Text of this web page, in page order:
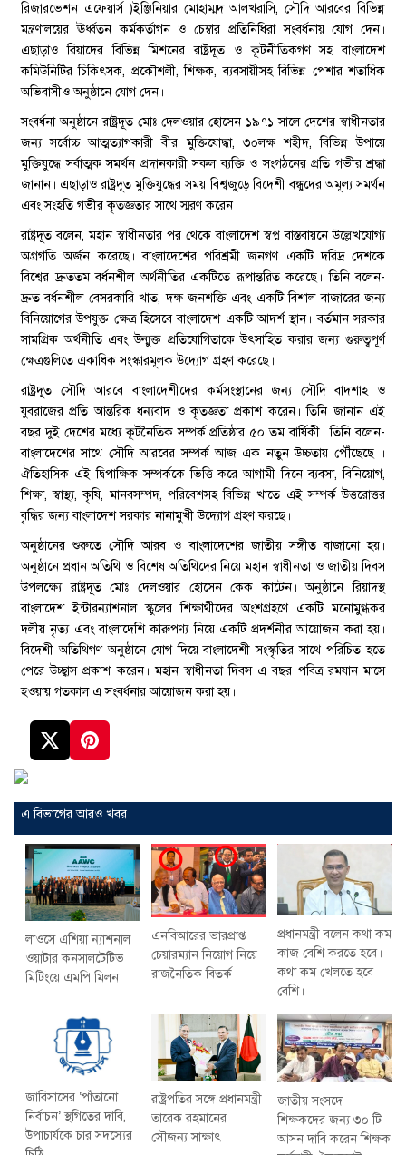
রিজারভেশন এফেয়ার্স )ইঞ্জিনিয়ার মোহাম্মদ আলখরাসি, সৌদি আরবের বিভিন্ন
মন্ত্রণালয়ের ঊর্ধ্বতন কর্মকর্তাগন ও চেম্বার প্রতিনিধিরা সংবর্ধনায় যোগ দেন।
এছাড়াও রিয়াদের বিভিন্ন মিশনের রাষ্ট্রদূত ও কূটনীতিকগণ সহ বাংলাদেশ
কমিউনিটির চিকিৎসক, প্রকৌশলী, শিক্ষক, ব্যবসায়ীসহ বিভিন্ন পেশার শতাধিক
অভিবাসীও অনুষ্ঠানে যোগ দেন।
সংবর্ধনা অনুষ্ঠানে রাষ্ট্রদূত মোঃ দেলওয়ার হোসেন ১৯৭১ সালে দেশের স্বাধীনতার
জন্য সর্বোচ্চ আত্মত্যাগকারী বীর মুক্তিযোদ্ধা, ৩০লক্ষ শহীদ, বিভিন্ন উপায়ে
মুক্তিযুদ্ধে সর্বাত্মক সমর্থন প্রদানকারী সকল ব্যক্তি ও সংগঠনের প্রতি গভীর শ্রদ্ধা
জানান। এছাড়াও রাষ্ট্রদূত মুক্তিযুদ্ধের সময় বিশ্বজুড়ে বিদেশী বন্ধুদের অমূল্য সমর্থন
এবং সংহতি গভীর কৃতজ্ঞতার সাথে স্মরণ করেন।
রাষ্ট্রদূত বলেন, মহান স্বাধীনতার পর থেকে বাংলাদেশ স্বপ্ন বাস্তবায়নে উল্লেখযোগ্য
অগ্রগতি অর্জন করেছে। বাংলাদেশের পরিশ্রমী জনগণ একটি দরিদ্র দেশকে
বিশ্বের দ্রুততম বর্ধনশীল অর্থনীতির একটিতে রূপান্তরিত করেছে। তিনি বলেন-
দ্রুত বর্ধনশীল বেসরকারি খাত, দক্ষ জনশক্তি এবং একটি বিশাল বাজারের জন্য
বিনিয়োগের উপযুক্ত ক্ষেত্র হিসেবে বাংলাদেশ একটি আদর্শ স্থান। বর্তমান সরকার
সামগ্রিক অর্থনীতি এবং উন্মুক্ত প্রতিযোগিতাকে উৎসাহিত করার জন্য গুরুত্বপূর্ণ
ক্ষেত্রগুলিতে একাধিক সংস্কারমূলক উদ্যোগ গ্রহণ করেছে।
রাষ্ট্রদূত সৌদি আরবে বাংলাদেশীদের কর্মসংস্থানের জন্য সৌদি বাদশাহ ও
যুবরাজের প্রতি আন্তরিক ধন্যবাদ ও কৃতজ্ঞতা প্রকাশ করেন। তিনি জানান এই
বছর দুই দেশের মধ্যে কূটনৈতিক সম্পর্ক প্রতিষ্ঠার ৫০ তম বার্ষিকী। তিনি বলেন-
বাংলাদেশের সাথে সৌদি আরবের সম্পর্ক আজ এক নতুন উচ্চতায় পৌঁছেছে ।
ঐতিহাসিক এই দ্বিপাক্ষিক সম্পর্ককে ভিত্তি করে আগামী দিনে ব্যবসা, বিনিয়োগ,
শিক্ষা, স্বাস্থ্য, কৃষি, মানবসম্পদ, পরিবেশসহ বিভিন্ন খাতে এই সম্পর্ক উত্তরোত্তর
বৃদ্ধির জন্য বাংলাদেশ সরকার নানামুখী উদ্যোগ গ্রহণ করছে।
অনুষ্ঠানের শুরুতে সৌদি আরব ও বাংলাদেশের জাতীয় সঙ্গীত বাজানো হয়।
অনুষ্ঠানে প্রধান অতিথি ও বিশেষ অতিথিদের নিয়ে মহান স্বাধীনতা ও জাতীয় দিবস
উপলক্ষ্যে রাষ্ট্রদূত মোঃ দেলওয়ার হোসেন কেক কাটেন। অনুষ্ঠানে রিয়াদস্থ
বাংলাদেশ ইন্টারন্যাশনাল স্কুলের শিক্ষার্থীদের অংশগ্রহণে একটি মনোমুগ্ধকর
দলীয় নৃত্য এবং বাংলাদেশি কারুপণ্য নিয়ে একটি প্রদর্শনীর আয়োজন করা হয়।
বিদেশী অতিথিগণ অনুষ্ঠানে যোগ দিয়ে বাংলাদেশী সংস্কৃতির সাথে পরিচিত হতে
পেরে উচ্ছ্বাস প্রকাশ করেন। মহান স্বাধীনতা দিবস এ বছর পবিত্র রমযান মাসে
হওয়ায় গতকাল এ সংবর্ধনার আয়োজন করা হয়।
এ বিভাগের আরও খবর
লাওসে এশিয়া ন্যাশনাল
ওয়াটার কনসালটেটিভ
মিটিংয়ে এমপি মিলন
এনবিআরের ভারপ্রাপ্ত
চেয়ারম্যান নিয়োগ নিয়ে
রাজনৈতিক বিতর্ক
প্রধানমন্ত্রী বলেন কথা কম
কাজ বেশি করতে হবে।
কথা কম খেলতে হবে
বেশি।
জাবিসাসের ‘পাঁতানো
নির্বাচন’ স্থগিতের দাবি,
উপাচার্যকে চার সদস্যের
রাষ্ট্রপতির সঙ্গে প্রধানমন্ত্রী
তারেক রহমানের
সৌজন্য সাক্ষাৎ
জাতীয় সংসদে
শিক্ষকদের জন্য ৩০ টি
আসন দাবি করেন শিক্ষক